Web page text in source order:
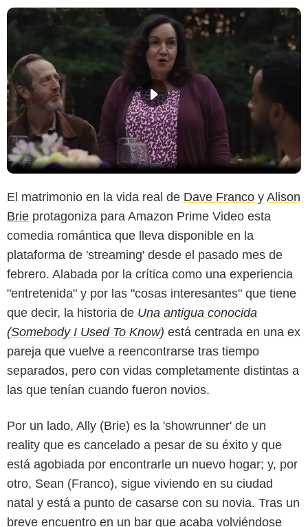
El matrimonio en la vida real de Dave Franco y Alison
Brie protagoniza para Amazon Prime Video esta
comedia romántica que lleva disponible en la
plataforma de 'streaming' desde el pasado mes de
febrero. Alabada por la crítica como una experiencia
"entretenida" y por las "cosas interesantes" que tiene
que decir, la historia de Una antigua conocida
(Somebody I Used To Know) está centrada en una ex
pareja que vuelve a reencontrarse tras tiempo
separados, pero con vidas completamente distintas a
las que tenían cuando fueron novios.
Por un lado, Ally (Brie) es la 'showrunner' de un
reality que es cancelado a pesar de su éxito y que
está agobiada por encontrarle un nuevo hogar; y, por
otro, Sean (Franco), sigue viviendo en su ciudad
natal y está a punto de casarse con su novia. Tras un
breve encuentro en un bar que acaba volviéndose